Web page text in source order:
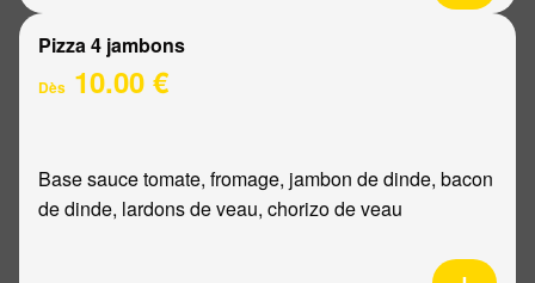
Pizza 4 jambons
Dès 10.00 €
Base sauce tomate, fromage, jambon de dinde, bacon
de dinde, lardons de veau, chorizo de veau